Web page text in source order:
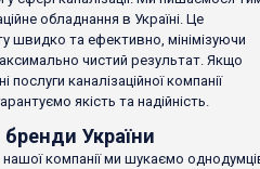
обладнання в Україні. Це
швидко та ефективно, мінімізуючи
чистий результат. Якщо
послуги каналізаційної компанії
якість та надійність.
України
компанії ми шукаємо